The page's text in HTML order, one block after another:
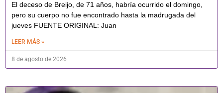
El deceso de Breijo, de 71 años, habría ocurrido el domingo,
pero su cuerpo no fue encontrado hasta la madrugada del
jueves FUENTE ORIGINAL: Juan
LEER MÁS »
8 de agosto de 2026